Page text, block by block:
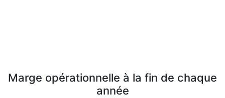
Marge opérationnelle à la fin de chaque
année